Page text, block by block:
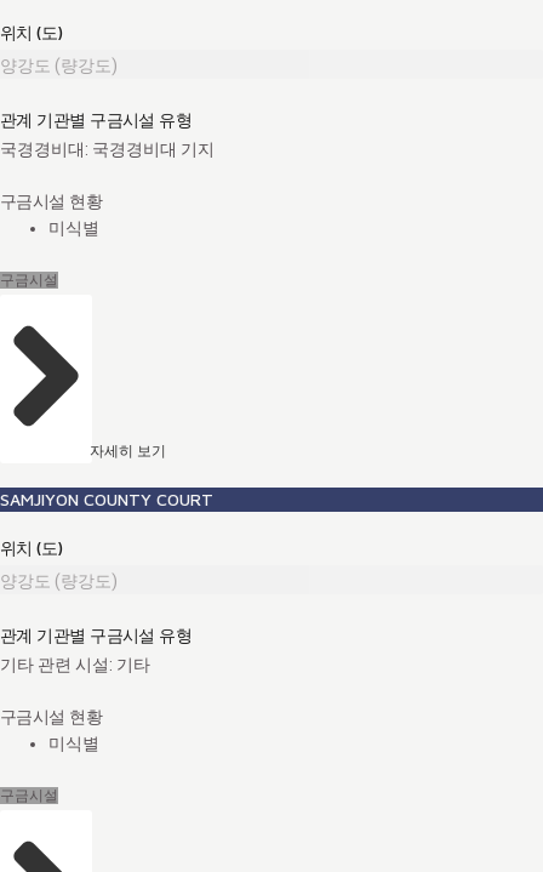
위치 (도)
양강도 (량강도)
관계 기관별 구금시설 유형
국경경비대: 국경경비대 기지
구금시설 현황
미식별
구금시설
자세히 보기
SAMJIYON COUNTY COURT
위치 (도)
양강도 (량강도)
관계 기관별 구금시설 유형
기타 관련 시설: 기타
구금시설 현황
미식별
구금시설